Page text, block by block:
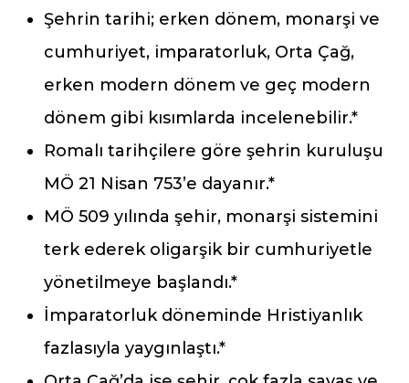
Şehrin tarihi; erken dönem, monarşi ve
cumhuriyet, imparatorluk, Orta Çağ,
erken modern dönem ve geç modern
dönem gibi kısımlarda incelenebilir.*
Romalı tarihçilere göre şehrin kuruluşu
MÖ 21 Nisan 753’e dayanır.*
MÖ 509 yılında şehir, monarşi sistemini
terk ederek oligarşik bir cumhuriyetle
yönetilmeye başlandı.*
İmparatorluk döneminde Hristiyanlık
fazlasıyla yaygınlaştı.*